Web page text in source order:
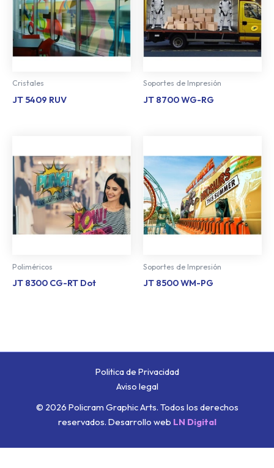
Cristales
JT 5409 RUV
Soportes de Impresión
JT 8700 WG-RG
Poliméricos
JT 8300 CG-RT Dot
Soportes de Impresión
JT 8500 WM-PG
Politica de Privacidad
Aviso legal
© 2026 Policram Graphic Arts. Todos los derechos
reservados. Desarrollo web LN Digital